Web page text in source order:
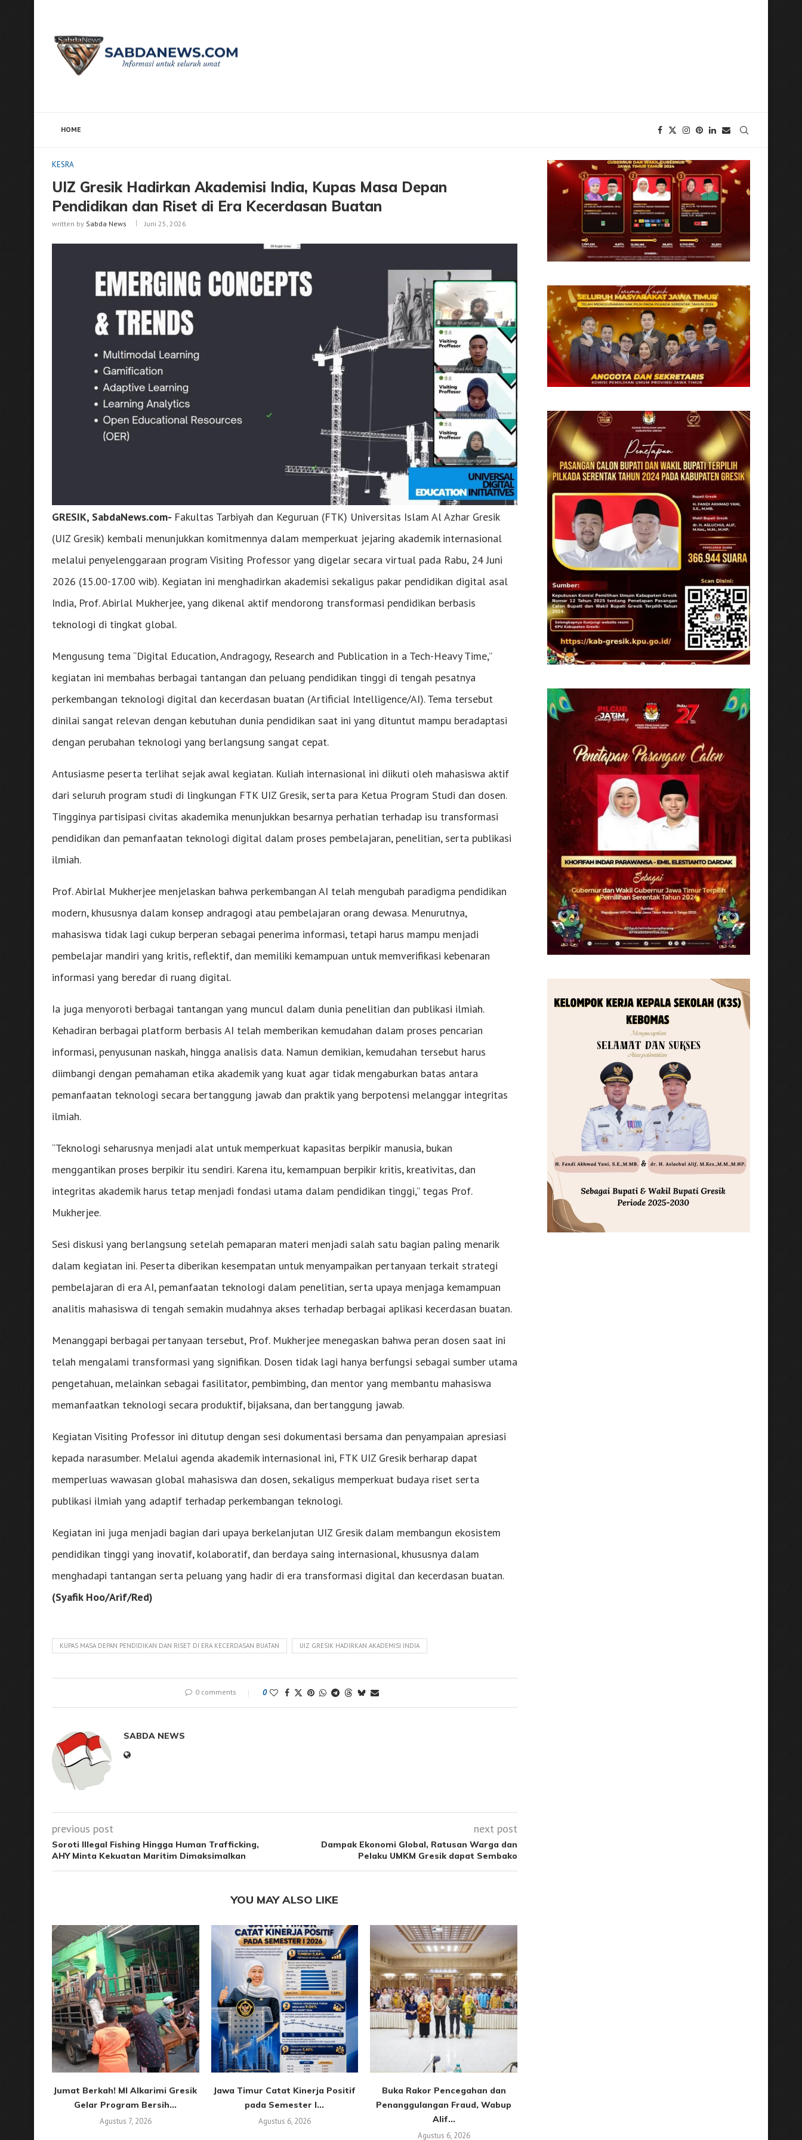
HOME
KESRA
UIZ Gresik Hadirkan Akademisi India, Kupas Masa Depan
Pendidikan dan Riset di Era Kecerdasan Buatan
written by Sabda News Juni 25, 2026
GRESIK, SabdaNews.com- Fakultas Tarbiyah dan Keguruan (FTK) Universitas Islam Al Azhar Gresik
(UIZ Gresik) kembali menunjukkan komitmennya dalam memperkuat jejaring akademik internasional
melalui penyelenggaraan program Visiting Professor yang digelar secara virtual pada Rabu, 24 Juni
2026 (15.00-17.00 wib). Kegiatan ini menghadirkan akademisi sekaligus pakar pendidikan digital asal
India, Prof. Abirlal Mukherjee, yang dikenal aktif mendorong transformasi pendidikan berbasis
teknologi di tingkat global.
Mengusung tema “Digital Education, Andragogy, Research and Publication in a Tech-Heavy Time,”
kegiatan ini membahas berbagai tantangan dan peluang pendidikan tinggi di tengah pesatnya
perkembangan teknologi digital dan kecerdasan buatan (Artificial Intelligence/AI). Tema tersebut
dinilai sangat relevan dengan kebutuhan dunia pendidikan saat ini yang dituntut mampu beradaptasi
dengan perubahan teknologi yang berlangsung sangat cepat.
Antusiasme peserta terlihat sejak awal kegiatan. Kuliah internasional ini diikuti oleh mahasiswa aktif
dari seluruh program studi di lingkungan FTK UIZ Gresik, serta para Ketua Program Studi dan dosen.
Tingginya partisipasi civitas akademika menunjukkan besarnya perhatian terhadap isu transformasi
pendidikan dan pemanfaatan teknologi digital dalam proses pembelajaran, penelitian, serta publikasi
ilmiah.
Prof. Abirlal Mukherjee menjelaskan bahwa perkembangan AI telah mengubah paradigma pendidikan
modern, khususnya dalam konsep andragogi atau pembelajaran orang dewasa. Menurutnya,
mahasiswa tidak lagi cukup berperan sebagai penerima informasi, tetapi harus mampu menjadi
pembelajar mandiri yang kritis, reflektif, dan memiliki kemampuan untuk memverifikasi kebenaran
informasi yang beredar di ruang digital.
Ia juga menyoroti berbagai tantangan yang muncul dalam dunia penelitian dan publikasi ilmiah.
Kehadiran berbagai platform berbasis AI telah memberikan kemudahan dalam proses pencarian
informasi, penyusunan naskah, hingga analisis data. Namun demikian, kemudahan tersebut harus
diimbangi dengan pemahaman etika akademik yang kuat agar tidak mengaburkan batas antara
pemanfaatan teknologi secara bertanggung jawab dan praktik yang berpotensi melanggar integritas
ilmiah.
“Teknologi seharusnya menjadi alat untuk memperkuat kapasitas berpikir manusia, bukan
menggantikan proses berpikir itu sendiri. Karena itu, kemampuan berpikir kritis, kreativitas, dan
integritas akademik harus tetap menjadi fondasi utama dalam pendidikan tinggi,” tegas Prof.
Mukherjee.
Sesi diskusi yang berlangsung setelah pemaparan materi menjadi salah satu bagian paling menarik
dalam kegiatan ini. Peserta diberikan kesempatan untuk menyampaikan pertanyaan terkait strategi
pembelajaran di era AI, pemanfaatan teknologi dalam penelitian, serta upaya menjaga kemampuan
analitis mahasiswa di tengah semakin mudahnya akses terhadap berbagai aplikasi kecerdasan buatan.
Menanggapi berbagai pertanyaan tersebut, Prof. Mukherjee menegaskan bahwa peran dosen saat ini
telah mengalami transformasi yang signifikan. Dosen tidak lagi hanya berfungsi sebagai sumber utama
pengetahuan, melainkan sebagai fasilitator, pembimbing, dan mentor yang membantu mahasiswa
memanfaatkan teknologi secara produktif, bijaksana, dan bertanggung jawab.
Kegiatan Visiting Professor ini ditutup dengan sesi dokumentasi bersama dan penyampaian apresiasi
kepada narasumber. Melalui agenda akademik internasional ini, FTK UIZ Gresik berharap dapat
memperluas wawasan global mahasiswa dan dosen, sekaligus memperkuat budaya riset serta
publikasi ilmiah yang adaptif terhadap perkembangan teknologi.
Kegiatan ini juga menjadi bagian dari upaya berkelanjutan UIZ Gresik dalam membangun ekosistem
pendidikan tinggi yang inovatif, kolaboratif, dan berdaya saing internasional, khususnya dalam
menghadapi tantangan serta peluang yang hadir di era transformasi digital dan kecerdasan buatan.
(Syafik Hoo/Arif/Red)
KUPAS MASA DEPAN PENDIDIKAN DAN RISET DI ERA KECERDASAN BUATAN UIZ GRESIK HADIRKAN AKADEMISI INDIA
0 comments 0
SABDA NEWS
previous post
Soroti Illegal Fishing Hingga Human Trafficking,
AHY Minta Kekuatan Maritim Dimaksimalkan
next post
Dampak Ekonomi Global, Ratusan Warga dan
Pelaku UMKM Gresik dapat Sembako
YOU MAY ALSO LIKE
Jumat Berkah! MI Alkarimi Gresik
Gelar Program Bersih...
Agustus 7, 2026
Jawa Timur Catat Kinerja Positif
pada Semester I...
Agustus 6, 2026
Buka Rakor Pencegahan dan
Penanggulangan Fraud, Wabup
Alif...
Agustus 6, 2026